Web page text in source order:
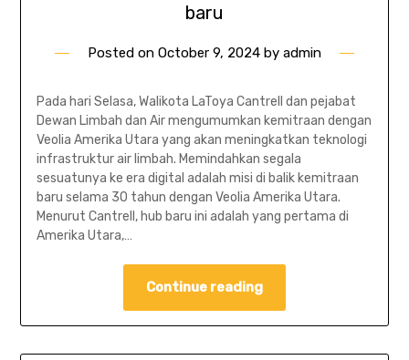
baru
Posted on October 9, 2024 by admin
Pada hari Selasa, Walikota LaToya Cantrell dan pejabat
Dewan Limbah dan Air mengumumkan kemitraan dengan
Veolia Amerika Utara yang akan meningkatkan teknologi
infrastruktur air limbah. Memindahkan segala
sesuatunya ke era digital adalah misi di balik kemitraan
baru selama 30 tahun dengan Veolia Amerika Utara.
Menurut Cantrell, hub baru ini adalah yang pertama di
Amerika Utara,…
Continue reading